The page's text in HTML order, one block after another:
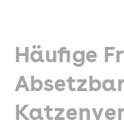
Häufige